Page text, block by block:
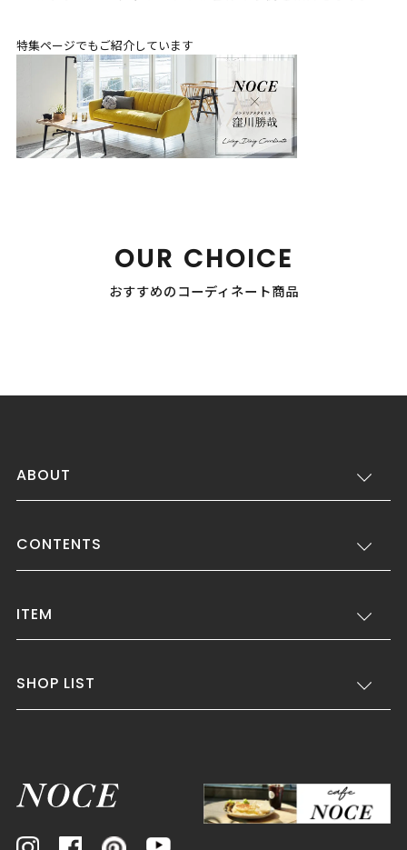
特集ページでもご紹介しています
OUR CHOICE
おすすめのコーディネート商品
ABOUT
CONTENTS
ITEM
SHOP LIST